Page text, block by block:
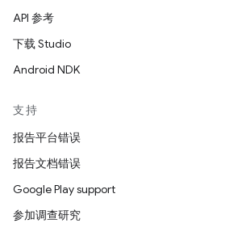
API 参考
下载 Studio
Android NDK
支持
报告平台错误
报告文档错误
Google Play support
参加调查研究